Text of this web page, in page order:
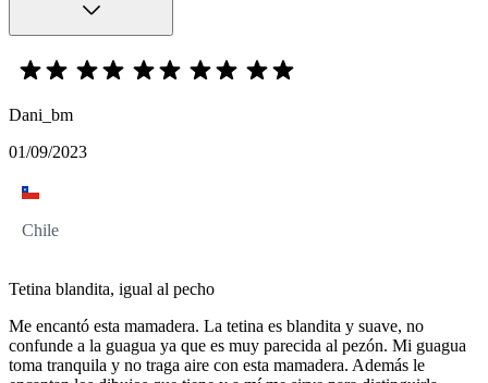
Dani_bm
01/09/2023
Chile
Tetina blandita, igual al pecho
Me encantó esta mamadera. La tetina es blandita y suave, no
confunde a la guagua ya que es muy parecida al pezón. Mi guagua
toma tranquila y no traga aire con esta mamadera. Además le